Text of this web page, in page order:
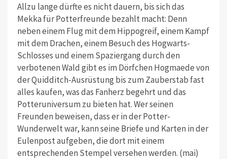
Allzu lange dürfte es nicht dauern, bis sich das
Mekka für Potterfreunde bezahlt macht: Denn
neben einem Flug mit dem Hippogreif, einem Kampf
mit dem Drachen, einem Besuch des Hogwarts-
Schlosses und einem Spaziergang durch den
verbotenen Wald gibt es im Dörfchen Hogmaede von
der Quidditch-Ausrüstung bis zum Zauberstab fast
alles kaufen, was das Fanherz begehrt und das
Potteruniversum zu bieten hat. Wer seinen
Freunden beweisen, dass er in der Potter-
Wunderwelt war, kann seine Briefe und Karten in der
Eulenpost aufgeben, die dort mit einem
entsprechenden Stempel versehen werden. (mai)